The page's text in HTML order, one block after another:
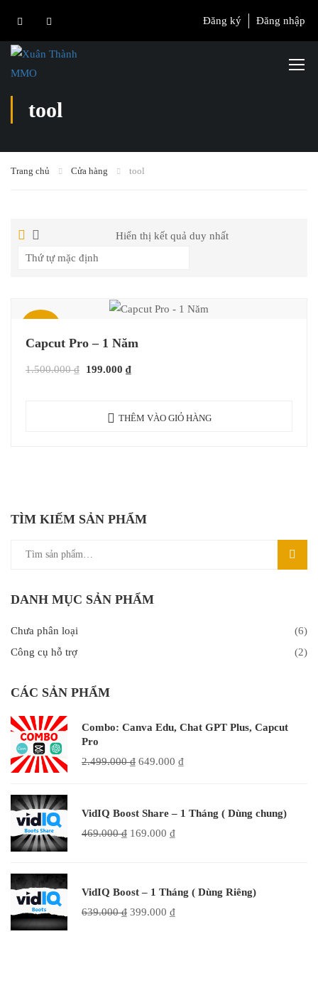
Đăng ký Đăng nhập
tool
Trang chủ Cửa hàng tool
Hiển thị kết quả duy nhất
Capcut Pro – 1 Năm
1.500.000₫ 199.000 ₫
THÊM VÀO GIỎ HÀNG
TÌM KIẾM SẢN PHẨM
KIẾM
DANH MỤC SẢN PHẨM
Chưa phân loại
(6)
Công cụ hỗ trợ
(2)
CÁC SẢN PHẨM
Combo: Canva Edu, Chat GPT Plus, Capcut
Pro
2.499.000₫ 649.000 ₫
VidIQ Boost Share – 1 Tháng ( Dùng chung)
469.000₫ 169.000 ₫
VidIQ Boost – 1 Tháng ( Dùng Riêng)
639.000₫ 399.000 ₫